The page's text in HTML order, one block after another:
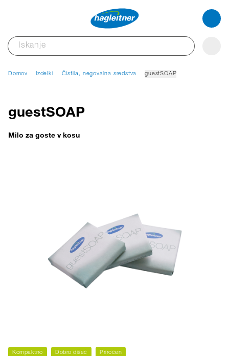
Domov Izdelki Čistila, negovalna sredstva guestSOAP
guestSOAP
Milo za goste v kosu
Kompaktno Dobro dišeč Priročen